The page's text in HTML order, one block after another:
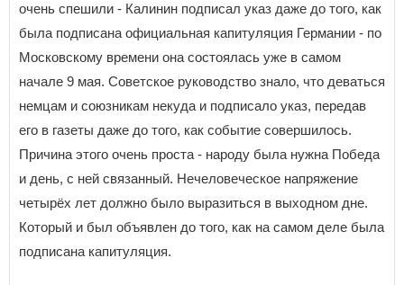
очень спешили - Калинин подписал указ даже до того, как
была подписана официальная капитуляция Германии - по
Московскому времени она состоялась уже в самом
начале 9 мая. Советское руководство знало, что деваться
немцам и союзникам некуда и подписало указ, передав
его в газеты даже до того, как событие совершилось.
Причина этого очень проста - народу была нужна Победа
и день, с ней связанный. Нечеловеческое напряжение
четырёх лет должно было выразиться в выходном дне.
Который и был объявлен до того, как на самом деле была
подписана капитуляция.